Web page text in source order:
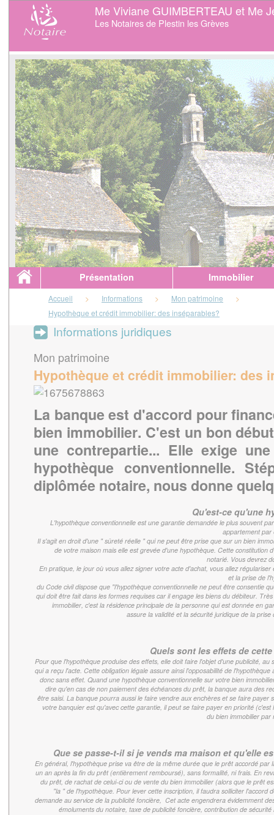
Me Viviane GUIMBERTEAU et Me
Les Notaires de Plestin les Grèves
Présentation Immobilier
Accueil > Informations > Mon patrimoine
>
Hypothèque et crédit immobilier: des inséparables?
Informations juridiques
Mon patrimoine
Hypothèque et crédit immobilier: des
La banque est d'accord pour
bien immobilier. C'est un bon
une contrepartie... Elle exige
hypothèque conventionnelle.
diplômée notaire, nous donne
Qu'est-ce qu'une
L'hypothèque conventionnelle est une garantie demandée le plus souvent
appartement par
Il s'agit en droit d'une " sûreté réelle " qui ne peut être prise que sur un bien
de votre maison mais elle est grevée d'une hypothèque. Cette constitution
notarié. Vous devrez
En pratique, le jour où vous allez signer votre acte d'achat, vous allez
et la prise de
du Code civil dispose que "l'hypothèque conventionnelle ne peut être consentie
qui doit être fait dans les formes requises car il engage les biens du débiteur.
immobilier, c'est la résidence principale de la personne qui est donnée en
assure la validité et la sécurité juridique de la
Quels sont les effets de
Pour que l'hypothèque produise des effets, elle doit faire l'objet d'une publicité, au
qui a reçu l'acte. Cette obligation légale assure ainsi l'opposabilité de
donc sans effet. Quandune hypothèque conventionnelle sur votre bien
dire qu'en cas de non paiement des échéances du prêt, la banque aura des
être saisi. La banque pourra aussi le faire vendre aux enchères et se faire payer
votre banquier est qu'avec cette garantie, il peut se faire payer en priorité
du bien immobilier par
Que se passe-t-il si je vends ma maison et qu'elle
En général, l'hypothèque prise va être de la même durée que le prêt accordé par
un an après la fin du prêt (entièrement remboursé), sans formalité, ni frais. En
du prêt, de rachat de celui-ci ou de vente du bien immobilier (alors que le prêt
"la " de l'hypothèque. Pour lever cette inscription, il faudra solliciter l'accord
demande au service de la publicité foncière, Cet acte engendrera évidemment
émoluments du notaire, taxe de publicité foncière, contribution de